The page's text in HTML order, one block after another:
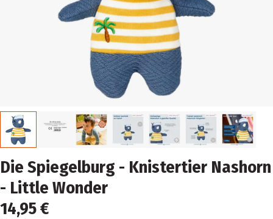
Die Spiegelburg - Knistertier Nashorn
- Little Wonder
14,95 €